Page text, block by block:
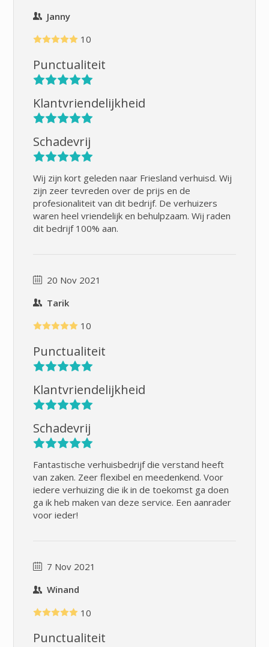
Janny
10
Punctualiteit
Klantvriendelijkheid
Schadevrij
Wij zijn kort geleden naar Friesland verhuisd. Wij
zijn zeer tevreden over de prijs en de
profesionaliteit van dit bedrijf. De verhuizers
waren heel vriendelijk en behulpzaam. Wij raden
dit bedrijf 100% aan.
20 Nov 2021
Tarik
10
Punctualiteit
Klantvriendelijkheid
Schadevrij
Fantastische verhuisbedrijf die verstand heeft
van zaken. Zeer flexibel en meedenkend. Voor
iedere verhuizing die ik in de toekomst ga doen
ga ik heb maken van deze service. Een aanrader
voor ieder!
7 Nov 2021
Winand
10
Punctualiteit